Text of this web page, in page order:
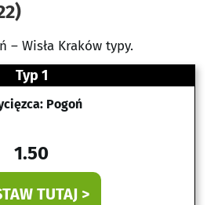
– Wisła Kraków typy.
Typ 1
Pogoń
1.50
TUTAJ >